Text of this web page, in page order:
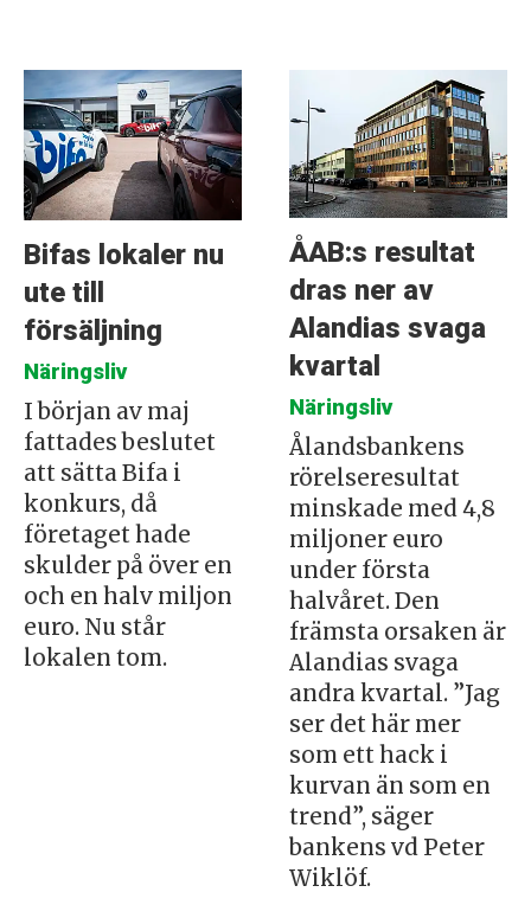
Bifas lokaler nu
ute till
försäljning
Näringsliv
I början av maj
fattades beslutet
att sätta Bifa i
konkurs, då
företaget hade
skulder på över en
och en halv miljon
euro. Nu står
lokalen tom.
ÅAB:s resultat
dras ner av
Alandias svaga
kvartal
Näringsliv
Ålandsbankens
rörelseresultat
minskade med 4,8
miljoner euro
under första
halvåret. Den
främsta orsaken är
Alandias svaga
andra kvartal. ”Jag
ser det här mer
som ett hack i
kurvan än som en
trend”, säger
bankens vd Peter
Wiklöf.